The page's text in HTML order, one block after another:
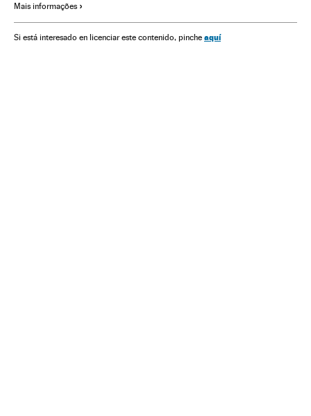
Corrupção política
Conflitos políticos Brasil América do Sul
Mais informações
Si está interesado en licenciar este contenido, pinche aquí